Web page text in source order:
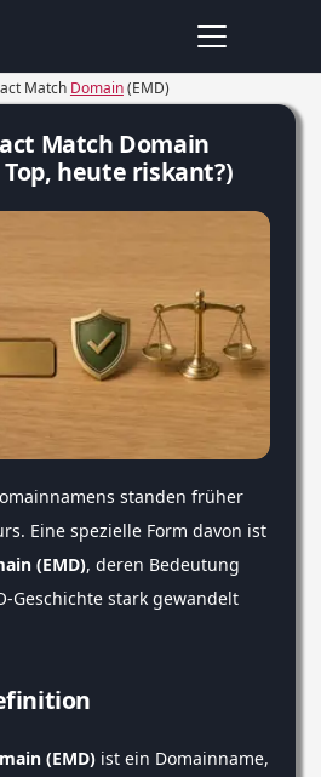
Match Domain(EMD)
Match Domain
Top, heute riskant?)
standen früher
Eine spezielle Form davon ist
(EMD), deren Bedeutung
Geschichte stark gewandelt
(EMD) ist ein Domainname,